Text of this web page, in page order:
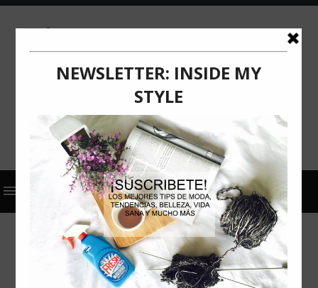
ACTUALIZACIÓN COMUNICADO DE PRENSA
SUNGLASS HUT